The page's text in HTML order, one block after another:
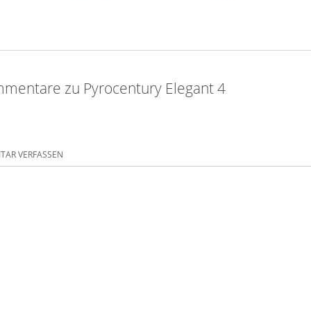
zu Pyrocentury Elegant 4
VERFASSEN